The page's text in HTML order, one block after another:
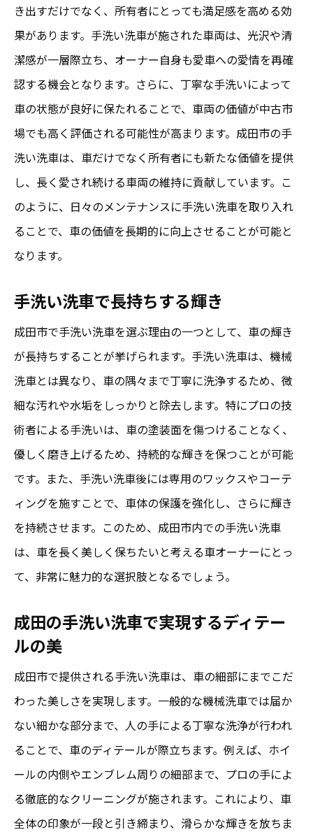
き出すだけでなく、所有者にとっても満足感を高める効
果があります。手洗い洗車が施された車両は、光沢や清
潔感が一層際立ち、オーナー自身も愛車への愛情を再確
認する機会となります。さらに、丁寧な手洗いによって
車の状態が良好に保たれることで、車両の価値が中古市
場でも高く評価される可能性が高まります。成田市の手
洗い洗車は、車だけでなく所有者にも新たな価値を提供
し、長く愛され続ける車両の維持に貢献しています。こ
のように、日々のメンテナンスに手洗い洗車を取り入れ
ることで、車の価値を長期的に向上させることが可能と
なります。
手洗い洗車で長持ちする輝き
成田市で手洗い洗車を選ぶ理由の一つとして、車の輝き
が長持ちすることが挙げられます。手洗い洗車は、機械
洗車とは異なり、車の隅々まで丁寧に洗浄するため、微
細な汚れや水垢をしっかりと除去します。特にプロの技
術者による手洗いは、車の塗装面を傷つけることなく、
優しく磨き上げるため、持続的な輝きを保つことが可能
です。また、手洗い洗車後には専用のワックスやコーテ
ィングを施すことで、車体の保護を強化し、さらに輝き
を持続させます。このため、成田市内での手洗い洗車
は、車を長く美しく保ちたいと考える車オーナーにとっ
て、非常に魅力的な選択肢となるでしょう。
成田の手洗い洗車で実現するディテー
ルの美
成田市で提供される手洗い洗車は、車の細部にまでこだ
わった美しさを実現します。一般的な機械洗車では届か
ない細かな部分まで、人の手による丁寧な洗浄が行われ
ることで、車のディテールが際立ちます。例えば、ホイ
ールの内側やエンブレム周りの細部まで、プロの手によ
る徹底的なクリーニングが施されます。これにより、車
全体の印象が一段と引き締まり、滑らかな輝きを放ちま